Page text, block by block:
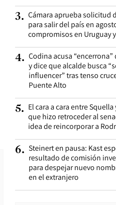
3. Cámara aprueba solicitud
para salir del país en
compromisos en Uruguay
4. Codina acusa “encerrona”
y dice que alcalde busca
influencer” tras tenso
Puente Alto
5. El cara a cara entre
que hizo retroceder al
idea de reincorporar a
6. Steinert en pausa: Kast
resultado de comisión
para despejar nuevo
en el extranjero